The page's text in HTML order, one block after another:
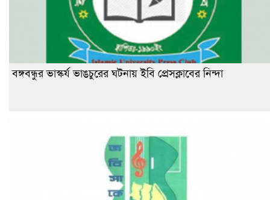
বঙ্গবন্ধুর ভাস্কর্য ভাঙচুরের ঘটনায় ইবি প্রেসক্লাবের নিন্দা